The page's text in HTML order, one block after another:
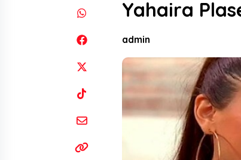
Yahaira
admin